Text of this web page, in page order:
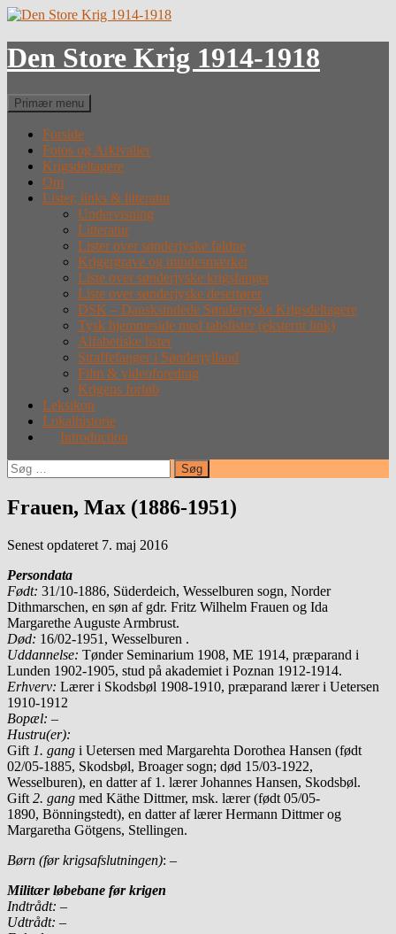
Hop
indhold
Den Store Krig 1914-1918
Søg
Primær menu
Forside
Fotos og Arkivalier
Krigsdeltagere
Om
Lister, links & litteratur
Undervisning
Litteratur
Lister over sønderjyske faldne
Krigergrave og mindesmærker
Liste over sønderjyske krigsfanger
Liste over sønderjyske desertører
DSK – Dansksindede Sønderjyske Krigsdeltagere
Tysk hjemmeside med tabslister (eksternt link)
Alfabetiske lister
Straffefanger i Sønderjylland
Film & videoforedrag
Krigens forløb
Leksikon
Lokalhistorie
Introduction
Søg
efter:
Frauen, Max (1886-1951)
Senest opdateret 7. maj 2016
Persondata
Født: 31/10-1886, Süderdeich, Wesselburen sogn, Norder
Dithmarschen, en søn af gdr. Fritz Wilhelm Frauen og Ida
Margarethe Auguste Armbrust.
Død: 16/02-1951, Wesselburen .
Uddannelse: Tønder Seminarium 1908, ME 1914, præparand i
Lunden 1902-1905, stud på akademiet i Poznan 1912-1914.
Erhverv: Lærer i Skodsbøl 1908-1910, præparand lærer i Uetersen
1910-1912
Bopæl: –
Hustru(er):
Gift 1. gang i Uetersen med Margarehta Dorothea Hansen (født
02/05-1885, Skodsbøl, Broager sogn; død 15/03-1922,
Wesselburen), en datter af 1. lærer Johannes Hansen, Skodsbøl.
Gift 2. gang med Käthe Dittmer, msk. lærer (født 05/05-
1890, Bönningstedt), en datter af lærer Hermann Dittmer og
Margaretha Götgens, Stellingen.
Børn (før krigsafslutningen): –
Militær løbebane før krigen
Indtrådt: –
Udtrådt: –